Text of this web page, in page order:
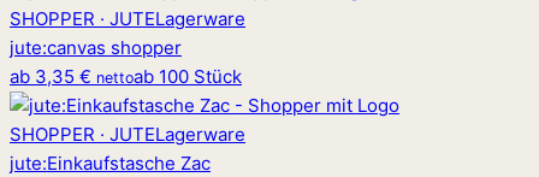
SHOPPER · JUTELagerware
jute:canvas shopper
ab 3,35 € nettoab 100 Stück
SHOPPER · JUTELagerware
jute:Einkaufstasche Zac